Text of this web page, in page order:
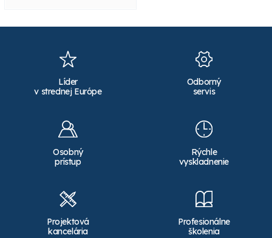
Líder
v strednej Európe
Odborný
servis
Osobný
prístup
Rýchle
vyskladnenie
Projektová
kancelária
Profesionálne
školenia